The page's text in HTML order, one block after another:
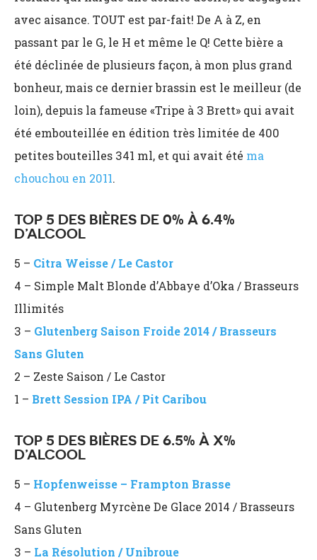
avec aisance. TOUT est par-fait! De A à Z, en
passant par le G, le H et même le Q! Cette bière a
été déclinée de plusieurs façon, à mon plus grand
bonheur, mais ce dernier brassin est le meilleur (de
loin), depuis la fameuse «Tripe à 3 Brett» qui avait
été embouteillée en édition très limitée de 400
petites bouteilles 341 ml, et qui avait été ma
chouchou en 2011.
TOP 5 DES BIÈRES DE 0% À 6.4%
D’ALCOOL
5 – Citra Weisse / Le Castor
4 – Simple Malt Blonde d’Abbaye d’Oka / Brasseurs
Illimités
3 – Glutenberg Saison Froide 2014 / Brasseurs
Sans Gluten
2 – Zeste Saison / Le Castor
1 – Brett Session IPA / Pit Caribou
TOP 5 DES BIÈRES DE 6.5% À X%
D’ALCOOL
5 – Hopfenweisse – Frampton Brasse
4 – Glutenberg Myrcène De Glace 2014 / Brasseurs
Sans Gluten
3 – La Résolution / Unibroue